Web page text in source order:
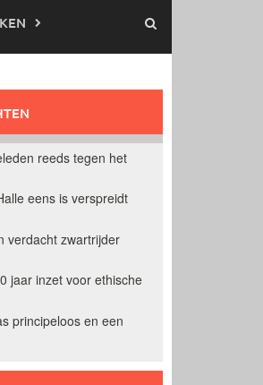
reeds tegen het
eens is verspreidt
verdacht zwartrijder
jaar inzet voor ethische
principeloos en een